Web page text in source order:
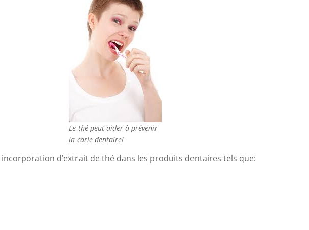
Le thé peut aider à prévenir
la carie dentaire!
incorporation d’extrait de thé dans les produits dentaires tels que: